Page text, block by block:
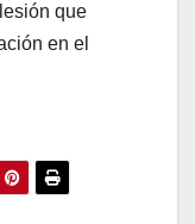
que
en el